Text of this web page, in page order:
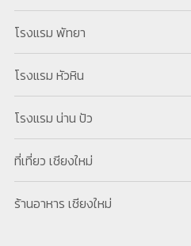
โรงแรม พัทยา
โรงแรม หัวหิน
โรงแรม น่าน ปัว
ที่เที่ยว เชียงใหม่
ร้านอาหาร เชียงใหม่